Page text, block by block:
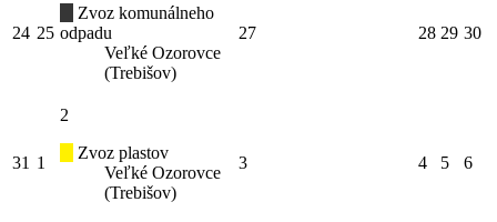
24 25
Zvoz komunálneho
odpadu
Veľké Ozorovce
(Trebišov)
27 28 29 30
31 1
2
Zvoz plastov
Veľké Ozorovce
(Trebišov)
3 4 5 6